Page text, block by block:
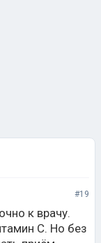
#19
к врачу.
С. Но без